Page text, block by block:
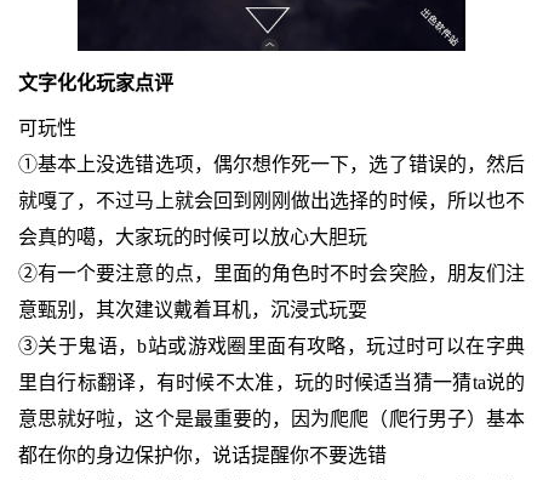
文字化化玩家点评
可玩性
①基本上没选错选项，偶尔想作死一下，选了错误的，然后
就嘎了，不过马上就会回到刚刚做出选择的时候，所以也不
会真的噶，大家玩的时候可以放心大胆玩
②有一个要注意的点，里面的角色时不时会突脸，朋友们注
意甄别，其次建议戴着耳机，沉浸式玩耍
③关于鬼语，b站或游戏圈里面有攻略，玩过时可以在字典
里自行标翻译，有时候不太准，玩的时候适当猜一猜ta说的
意思就好啦，这个是最重要的，因为爬爬（爬行男子）基本
都在你的身边保护你，说话提醒你不要选错